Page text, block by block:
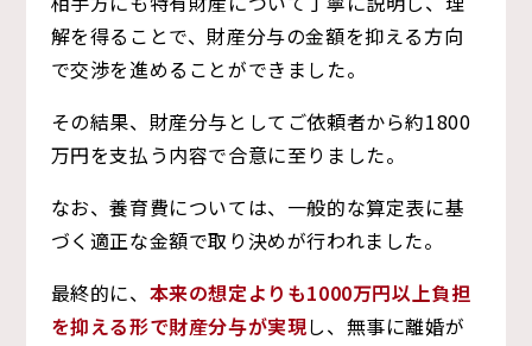
解を得ることで、財産分与の金額を抑える方向
で交渉を進めることができました。
その結果、財産分与としてご依頼者から約1800
万円を支払う内容で合意に至りました。
なお、養育費については、一般的な算定表に基
づく適正な金額で取り決めが行われました。
最終的に、 本来の想定よりも1000万円以上負担
を抑える形で財産分与が実現し、無事に離婚が